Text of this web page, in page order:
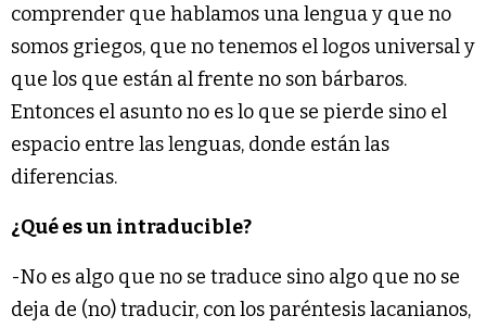
comprender que hablamos una lengua y que no
somos griegos, que no tenemos el logos universal y
que los que están al frente no son bárbaros.
Entonces el asunto no es lo que se pierde sino el
espacio entre las lenguas, donde están las
diferencias.
¿Qué es un intraducible?
-No es algo que no se traduce sino algo que no se
deja de (no) traducir, con los paréntesis lacanianos,